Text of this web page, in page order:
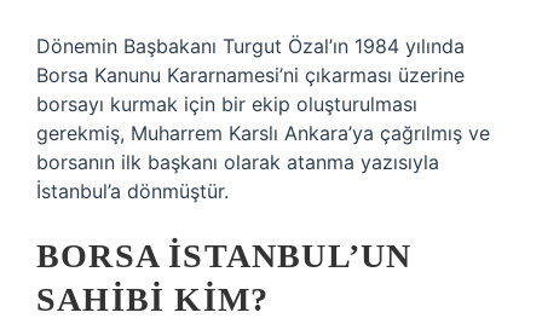
Dönemin Başbakanı Turgut Özal’ın 1984 yılında
Borsa Kanunu Kararnamesi’ni çıkarması üzerine
borsayı kurmak için bir ekip oluşturulması
gerekmiş, Muharrem Karslı Ankara’ya çağrılmış ve
borsanın ilk başkanı olarak atanma yazısıyla
İstanbul’a dönmüştür.
BORSA İSTANBUL’UN
SAHIBI KIM?